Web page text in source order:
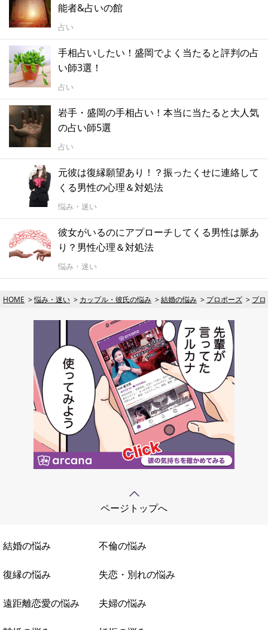
能者&占いの館
占い
手相占いしたい！盛岡でよく当たると評判の占
い師3選！
占い
岩手・盛岡の手相占い！本当に当たると大人気
の占い師5選
占い
元彼は復縁願望あり！？振ったくせに連絡して
くる男性の心理＆対処法
悩み・迷い
彼女がいるのにアプローチしてくる男性は脈あ
り？男性心理＆対処法
悩み・迷い
HOME 悩み・迷い カップル・彼氏の悩み 結婚の悩み プロポーズ プ
ページトップへ
結婚の悩み 不倫の悩み
復縁の悩み 失恋・別れの悩み
遠距離恋愛の悩み 夫婦の悩み